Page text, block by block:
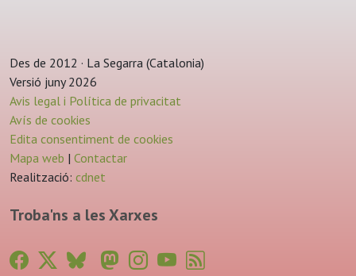
Des de 2012 · La Segarra (Catalonia)
Versió juny 2026
Avis legal i Política de privacitat
Avís de cookies
Edita consentiment de cookies
Mapa web | Contactar
Realització: cdnet
Troba'ns a les Xarxes